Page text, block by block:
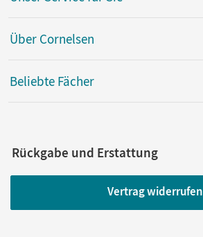
Über Cornelsen
Beliebte Fächer
Rückgabe und Erstattung
Vertrag widerrufen